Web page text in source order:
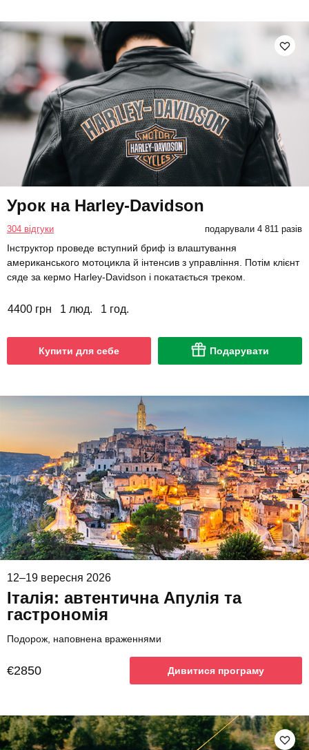
Урок на Harley-Davidson
304 відгуки подарували 4 811 разів
Інструктор проведе вступний бриф із влаштування
американського мотоцикла й інтенсив з управління. Потім клієнт
сяде за кермо Harley-Davidson і покатається треком.
4400 грн 1 люд. 1 год.
Купити для себе Подарувати
12–19 вересня 2026
Італія: автентична Апулія та
гастрономія
Подорож, наповнена враженнями
€2850 Дивитися програму